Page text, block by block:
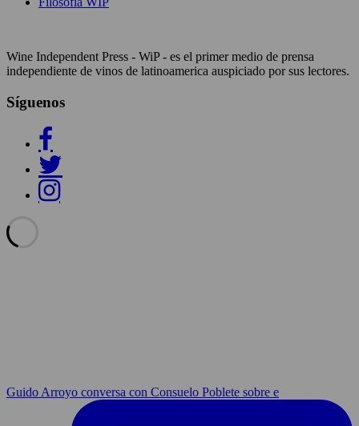
Guido Arroyo conversa con Consuelo Poblete sobre e
Wine Independent Press - WiP - es el primer medio de prensa
independiente de vinos de latinoamerica auspiciado por sus lectores.
Síguenos